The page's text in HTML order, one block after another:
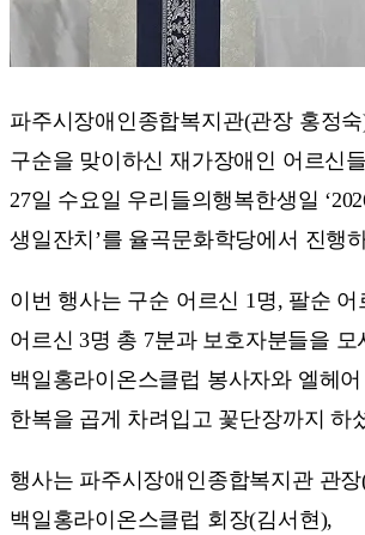
파주시장애인종합복지관(관장 홍정숙
구순을 맞이하신 재가장애인 어르신
27일 수요일 우리들의행복한생일
생일잔치’를 율곡문화학당에서 진행
이번 행사는 구순 어르신 1명, 팔순 어
어르신 3명 총 7분과 보호자분들을 모
백일홍라이온스클럽 봉사자와 엘헤
한복을 곱게 차려입고 꽃단장까지 하
행사는 파주시장애인종합복지관 관
백일홍라이온스클럽 회장(김서현),